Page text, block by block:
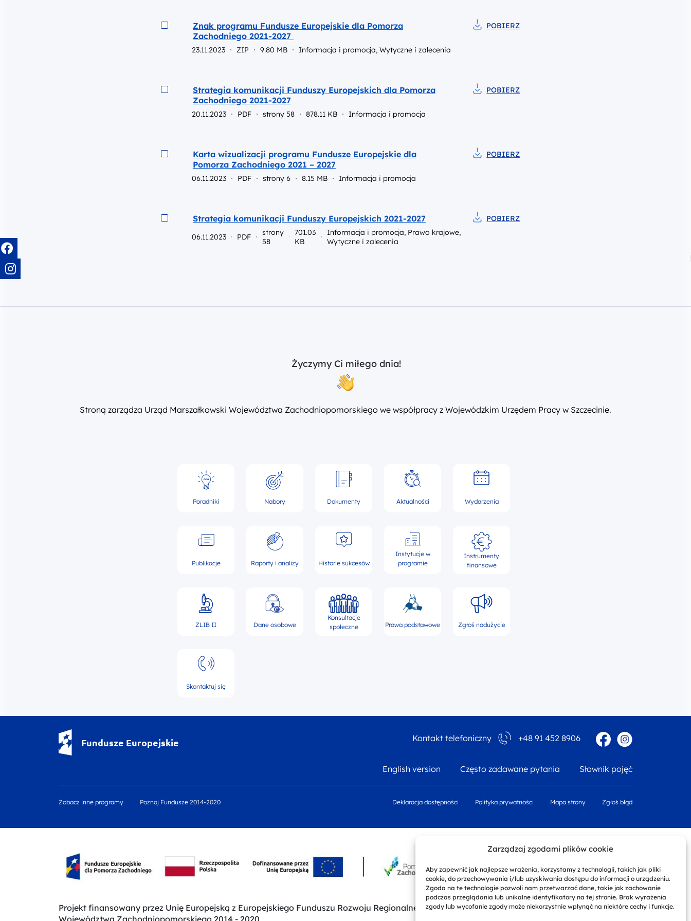
Zarządzaj zgodami plików cookie
Aby zapewnić jak najlepsze wrażenia, korzystamy z technologii, takich jak pliki
cookie, do przechowywania i/lub uzyskiwania dostępu do informacji o urządzeniu.
Zgoda na te technologie pozwoli nam przetwarzać dane, takie jak zachowanie
podczas przeglądania lub unikalne identyfikatory na tej stronie. Brak wyrażenia
zgody lub wycofanie zgody może niekorzystnie wpłynąć na niektóre cechy i funkcje.
Podgląd
Znak programu Fundusze Europejskie dla Pomorza
Zachodniego 2021-2027
POBIERZ
23.11.2023 ZIP 9.80 MB Informacja i promocja, Wytyczne i zalecenia
Podgląd
Strategia komunikacji Funduszy Europejskich dla Pomorza
Zachodniego 2021-2027
POBIERZ
20.11.2023 PDF strony 58 878.11 KB Informacja i promocja
Podgląd
Karta wizualizacji programu Fundusze Europejskie dla
Pomorza Zachodniego 2021 – 2027
POBIERZ
06.11.2023 PDF strony 6 8.15 MB Informacja i promocja
Podgląd
Strategia komunikacji Funduszy Europejskich 2021-2027
POBIERZ
06.11.2023 PDF
strony
58
701.03
KB
Informacja i promocja, Prawo krajowe,
Wytyczne i zalecenia
Życzymy Ci miłego dnia!
Stroną zarządza Urząd Marszałkowski Województwa Zachodniopomorskiego we współpracy z Wojewódzkim Urzędem Pracy w Szczecinie.
Poradniki Nabory Dokumenty Aktualności Wydarzenia
Publikacje Raporty i analizy Historie sukcesów
Instytucje w
programie
Instrumenty
finansowe
ZLIB II Dane osobowe
Konsultacje
społeczne
Prawa podstawowe Zgłoś nadużycie
Skontaktuj się
Fundusze Europejskie Kontakt telefoniczny +48 91 452 8906 FacebookInstagram
English version Często zadawane pytania Słownik pojęć
Zobacz inne programy Poznaj Fundusze 2014-2020 Deklaracja dostępności Polityka prywatności Mapa strony Zgłoś błąd
Projekt finansowany przez Unię Europejską z Europejskiego Funduszu Rozwoju Regionalnego w ramach Regionalnego Programu Operacyjnego